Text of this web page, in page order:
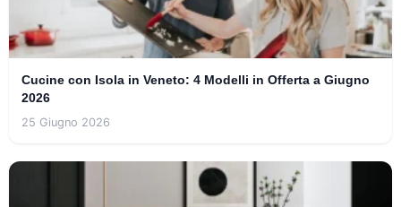
Cucine con Isola in Veneto: 4 Modelli in Offerta a Giugno
2026
25 Giugno 2026